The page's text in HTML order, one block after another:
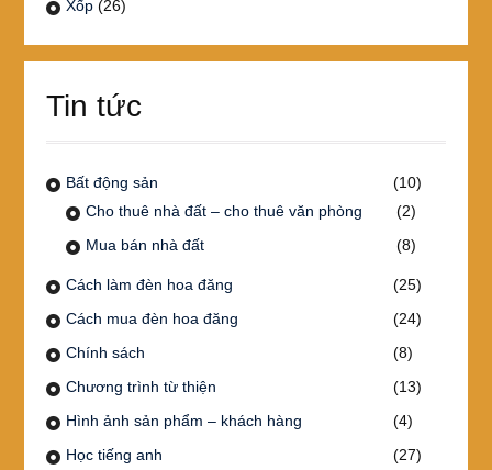
Xốp (26)
Tin tức
Bất động sản
(10)
Cho thuê nhà đất – cho thuê văn phòng
(2)
Mua bán nhà đất
(8)
Cách làm đèn hoa đăng
(25)
Cách mua đèn hoa đăng
(24)
Chính sách
(8)
Chương trình từ thiện
(13)
Hình ảnh sản phẩm – khách hàng
(4)
Học tiếng anh
(27)